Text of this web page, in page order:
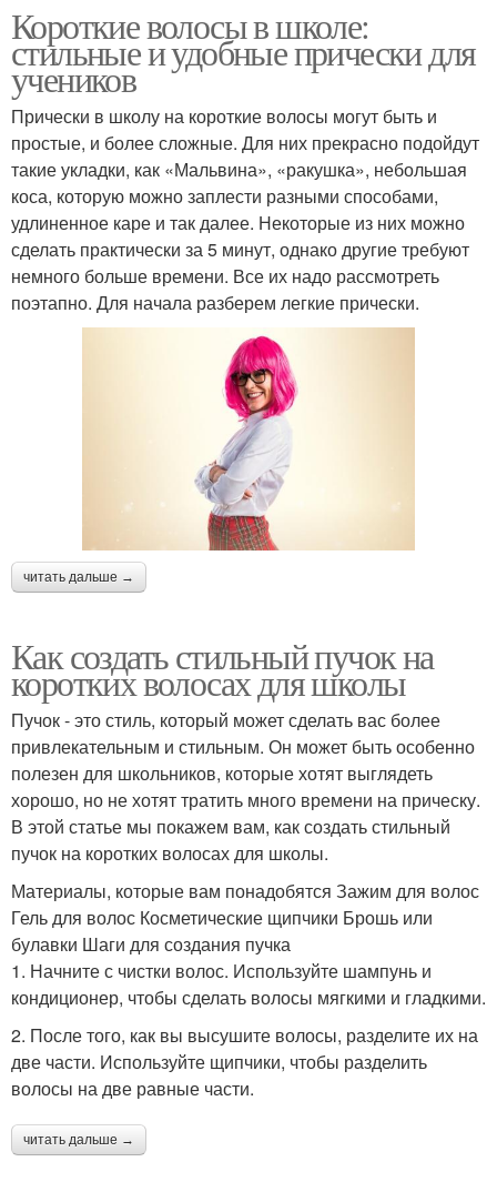
Короткие волосы в школе:
стильные и удобные прически для
учеников
Прически в школу на короткие волосы могут быть и
простые, и более сложные. Для них прекрасно подойдут
такие укладки, как «Мальвина», «ракушка», небольшая
коса, которую можно заплести разными способами,
удлиненное каре и так далее. Некоторые из них можно
сделать практически за 5 минут, однако другие требуют
немного больше времени. Все их надо рассмотреть
поэтапно. Для начала разберем легкие прически.
читать дальше →
Как создать стильный пучок на
коротких волосах для школы
Пучок - это стиль, который может сделать вас более
привлекательным и стильным. Он может быть особенно
полезен для школьников, которые хотят выглядеть
хорошо, но не хотят тратить много времени на прическу.
В этой статье мы покажем вам, как создать стильный
пучок на коротких волосах для школы.
Материалы, которые вам понадобятся Зажим для волос
Гель для волос Косметические щипчики Брошь или
булавки Шаги для создания пучка
1. Начните с чистки волос. Используйте шампунь и
кондиционер, чтобы сделать волосы мягкими и гладкими.
2. После того, как вы высушите волосы, разделите их на
две части. Используйте щипчики, чтобы разделить
волосы на две равные части.
читать дальше →